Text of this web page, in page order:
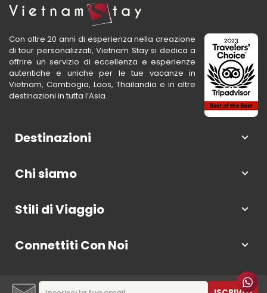
Con oltre 20 anni di esperienza nella creazione
di tour personalizzati, Vietnam Stay si dedica a
offrire un servizio di eccellenza e esperienze
autentiche e uniche per le tue vacanze in
Vietnam, Cambogia, Laos, Thailandia e in altre
destinazioni in tutta l’Asia.
Destinazioni
Chi siamo
Stili di Viaggio
Connettiti Con Noi